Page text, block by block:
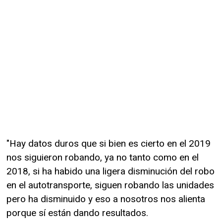
"Hay datos duros que si bien es cierto en el 2019
nos siguieron robando, ya no tanto como en el
2018, si ha habido una ligera disminución del robo
en el autotransporte, siguen robando las unidades
pero ha disminuido y eso a nosotros nos alienta
porque sí están dando resultados.